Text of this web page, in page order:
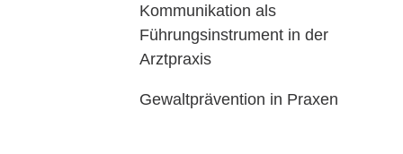
Kommunikation als
Führungsinstrument in der
Arztpraxis
Gewaltprävention in Praxen